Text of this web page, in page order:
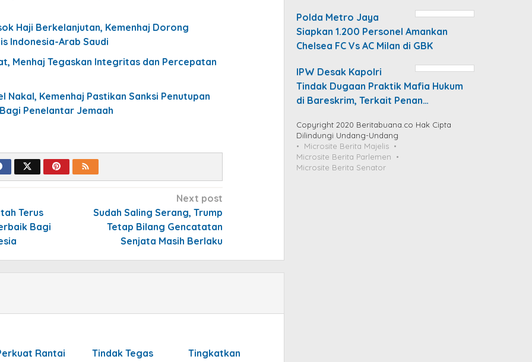
Haji Berkelanjutan, Kemenhaj Dorong
Indonesia-Arab Saudi
Menhaj Tegaskan Integritas dan Percepatan
Nakal, Kemenhaj Pastikan Sanksi Penutupan
Penelantar Jemaah
Terus
Bagi
Next post
Sudah Saling Serang, Trump
Tetap Bilang Gencatatan
Senjata Masih Berlaku
Rantai
Tindak Tegas
Tingkatkan
Polda Metro Jaya
Siapkan 1.200 Personel Amankan
Chelsea FC Vs AC Milan di GBK
IPW Desak Kapolri
Tindak Dugaan Praktik Mafia Hukum
di Bareskrim, Terkait Penan…
Copyright 2020 Beritabuana.co Hak Cipta
Dilindungi Undang-Undang
Microsite Berita Majelis
Microsite Berita Parlemen
Microsite Berita Senator